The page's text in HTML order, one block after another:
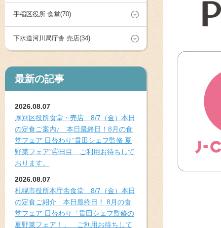
手稲区役所 食堂(70)
下水道河川局庁舎 売店(34)
最新の記事
2026.08.07
厚別区役所食堂・売店 8/7（金）本日
の定食ご案内♪ 本日最終日！8月の食
堂フェア 日替わり”貫田シェフ監修 夏
野菜フェア”④日目 ご利用お待ちして
おります。
2026.08.07
札幌市役所本庁舎食堂 8/7（金）本日
の定食ご紹介 本日最終日！ 8月の食
堂フェア 日替わり「貫田シェフ監修の
夏野菜フェア！」 ご利用お待ちして